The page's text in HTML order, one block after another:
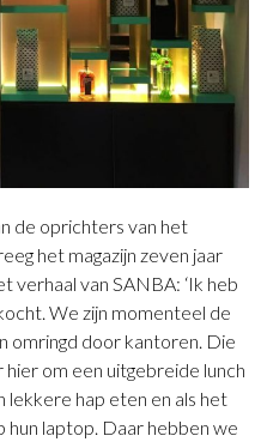
de oprichters van het
het magazijn zeven jaar
verhaal van SANBA: ‘Ik heb
We zijn momenteel de
omringd door kantoren. Die
om een uitgebreide lunch
lekkere hap eten en als het
laptop. Daar hebben we